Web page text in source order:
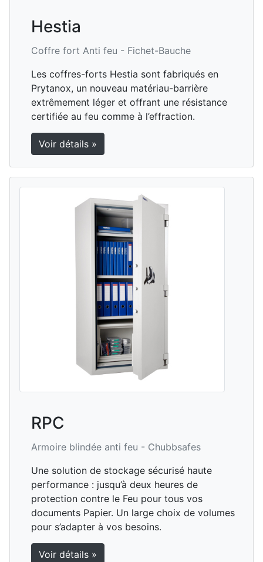
Hestia
Coffre fort Anti feu - Fichet-Bauche
Les coffres-forts Hestia sont fabriqués en
Prytanox, un nouveau matériau-barrière
extrêmement léger et offrant une résistance
certifiée au feu comme à l’effraction.
Voir détails »
RPC
Armoire blindée anti feu - Chubbsafes
Une solution de stockage sécurisé haute
performance : jusqu’à deux heures de
protection contre le Feu pour tous vos
documents Papier. Un large choix de volumes
pour s’adapter à vos besoins.
Voir détails »